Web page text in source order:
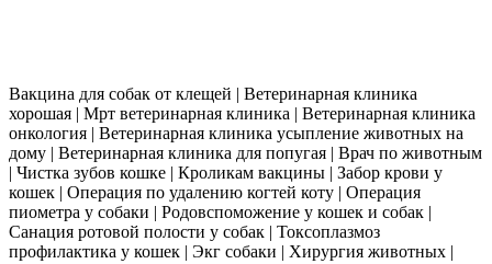
Вакцина для собак от клещей | Ветеринарная клиника
хорошая | Мрт ветеринарная клиника | Ветеринарная клиника
онкология | Ветеринарная клиника усыпление животных на
дому | Ветеринарная клиника для попугая | Врач по животным
| Чистка зубов кошке | Кроликам вакцины | Забор крови у
кошек | Операция по удалению когтей коту | Операция
пиометра у собаки | Родовспоможение у кошек и собак |
Санация ротовой полости у собак | Токсоплазмоз
профилактика у кошек | Экг собаки | Хирургия животных |